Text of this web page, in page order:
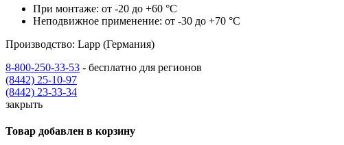
При монтаже: от -20 до +60 °C
Неподвижное применение: от -30 до +70 °C
Производство: Lapp (Германия)
8-800-250-33-53 - бесплатно для регионов
(8442) 25-10-97
(8442) 23-33-34
закрыть
Товар добавлен в корзину